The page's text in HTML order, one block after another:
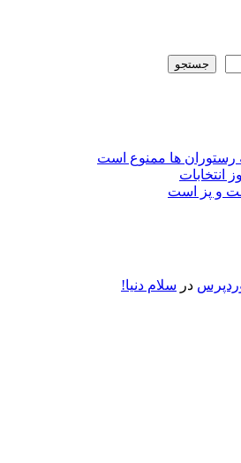
جستجو
رستوران ها ممنوع است
انتخابات
و پز است
در سلام دنیا!